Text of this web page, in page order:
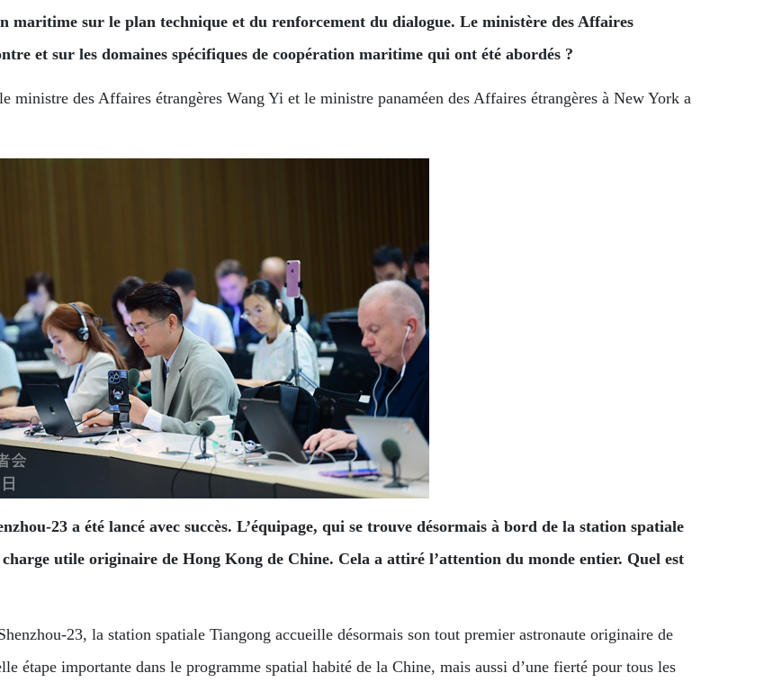
maritime sur le plan technique et du renforcement du dialogue. Le ministère des Affaires
et sur les domaines spécifiques de coopération maritime qui ont été abordés ?
des Affaires étrangères Wang Yi et le ministre panaméen des Affaires étrangères à New York a
23 a été lancé avec succès. L’équipage, qui se trouve désormais à bord de la station spatiale
utile originaire de Hong Kong de Chine. Cela a attiré l’attention du monde entier. Quel est
23, la station spatiale Tiangong accueille désormais son tout premier astronaute originaire de
étape importante dans le programme spatial habité de la Chine, mais aussi d’une fierté pour tous les